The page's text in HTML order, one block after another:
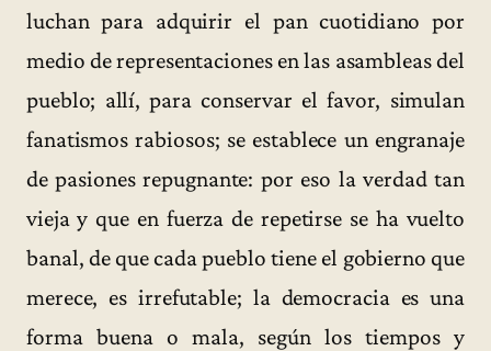
luchan para adquirir el pan cuotidiano por
medio de representaciones en las asambleas del
pueblo; allí, para conservar el favor, simulan
fanatismos rabiosos; se establece un engranaje
de pasiones repugnante: por eso la verdad tan
vieja y que en fuerza de repetirse se ha vuelto
banal, de que cada pueblo tiene el gobierno que
merece, es irrefutable; la democracia es una
forma buena o mala, según los tiempos y